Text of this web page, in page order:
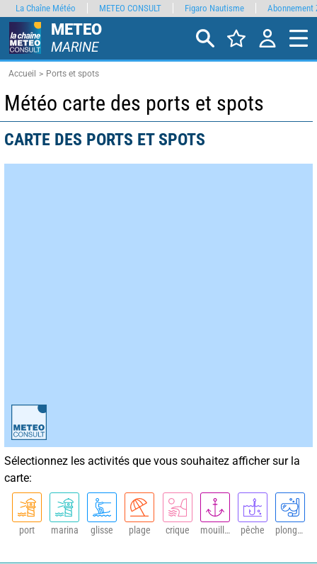
METEO
MARINE
Accueil Ports et spots
Météo carte des ports et spots
CARTE DES PORTS ET SPOTS
Sélectionnez les activités que vous souhaitez afficher sur la
carte:
port marina glisse plage crique mouillage pêche plongée
La Chaîne Météo METEO CONSULT Figaro Nautisme Abonnement